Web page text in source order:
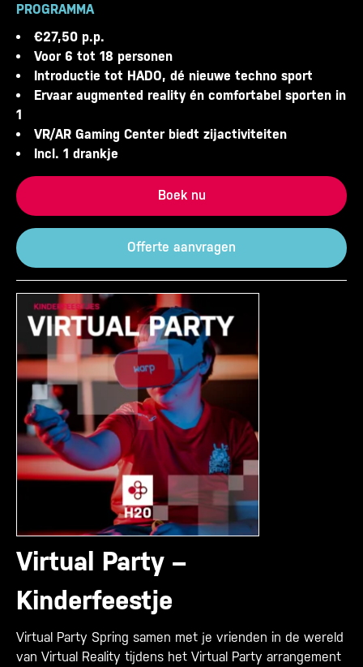
PROGRAMMA
€27,50 p.p.
Voor 6 tot 18 personen
Introductie tot HADO, dé nieuwe techno sport
Ervaar augmented reality én comfortabel sporten in
1
VR/AR Gaming Center biedt zijactiviteiten
Incl. 1 drankje
Boek nu
Offerte aanvragen
Virtual Party –
Kinderfeestje
Virtual Party Spring samen met je vrienden in de wereld
van Virtual Reality tijdens het Virtual Party arrangement